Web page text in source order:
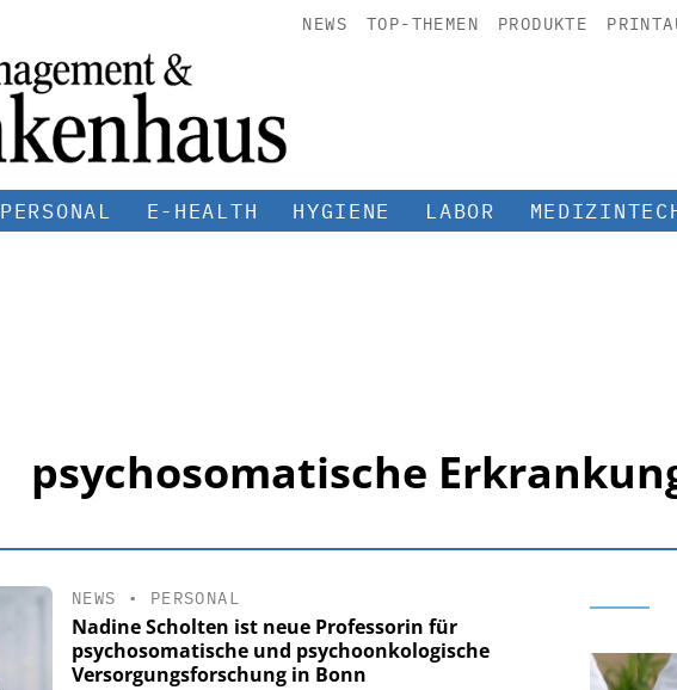
NEWS TOP-THEMEN PRODUKTE
PERSONAL E-HEALTH HYGIENE LABOR
psychosomatische
NEWS • PERSONAL
Nadine Scholten ist neue Professorin für
psychosomatische und psychoonkologische
Versorgungsforschung in Bonn